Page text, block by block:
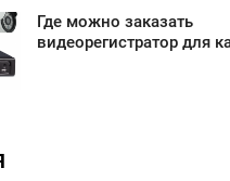
Где можно заказать
видеорегистратор для